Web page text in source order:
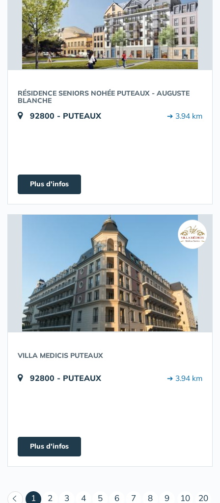
RÉSIDENCE SENIORS NOHÉE PUTEAUX - AUGUSTE
BLANCHE
92800 - PUTEAUX ➔ 3.94 km
Plus d'infos
VILLA MEDICIS PUTEAUX
92800 - PUTEAUX ➔ 3.94 km
Plus d'infos
1 (courant)
2 3 4 5 6 7 8 9 10 20